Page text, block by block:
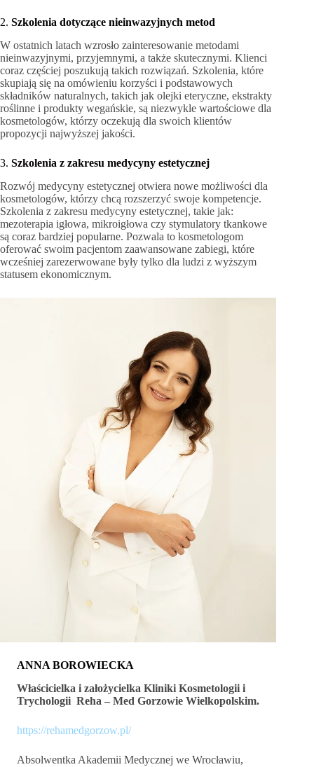
2. Szkolenia dotyczące nieinwazyjnych metod
W ostatnich latach wzrosło zainteresowanie metodami
nieinwazyjnymi, przyjemnymi, a także skutecznymi. Klienci
coraz częściej poszukują takich rozwiązań. Szkolenia, które
skupiają się na omówieniu korzyści i podstawowych
składników naturalnych, takich jak olejki eteryczne, ekstrakty
roślinne i produkty wegańskie, są niezwykle wartościowe dla
kosmetologów, którzy oczekują dla swoich klientów
propozycji najwyższej jakości.
3. Szkolenia z zakresu medycyny estetycznej
Rozwój medycyny estetycznej otwiera nowe możliwości dla
kosmetologów, którzy chcą rozszerzyć swoje kompetencje.
Szkolenia z zakresu medycyny estetycznej, takie jak:
mezoterapia igłowa, mikroigłowa czy stymulatory tkankowe
są coraz bardziej popularne. Pozwala to kosmetologom
oferować swoim pacjentom zaawansowane zabiegi, które
wcześniej zarezerwowane były tylko dla ludzi z wyższym
statusem ekonomicznym.
ANNA BOROWIECKA
Właścicielka i założycielka Kliniki Kosmetologii i
Trychologii Reha – Med Gorzowie Wielkopolskim.
https://rehamedgorzow.pl/
Absolwentka Akademii Medycznej we Wrocławiu,